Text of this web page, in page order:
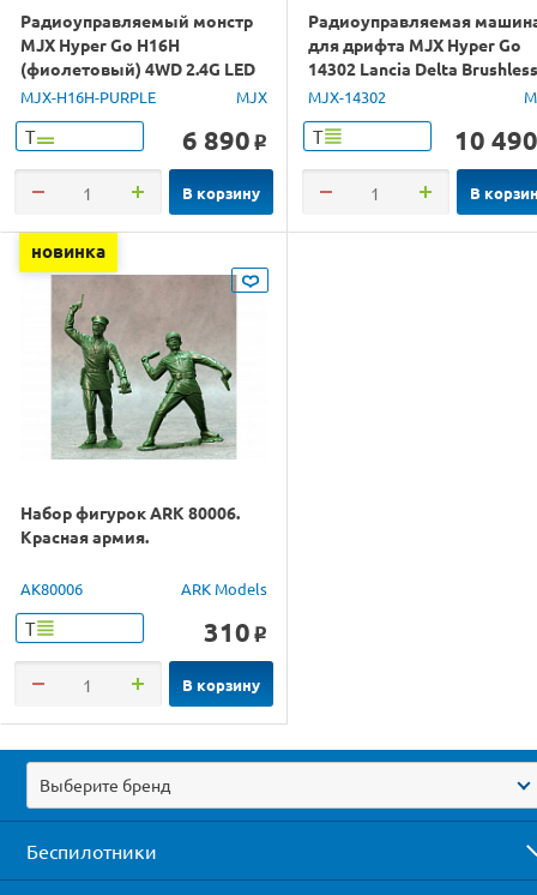
Радиоуправляемый монстр
MJX Hyper Go H16H
(фиолетовый) 4WD 2.4G LED
GPS 1/16 RTR
MJX-H16H-PURPLE MJX
Т 6 890 o
В корзину
Радиоуправляемая
для дрифта MJX Hyper Go
14302 Lancia Delta Brushless
4WD 2.4G LED 1/14 RTR
MJX-14302
Т 10 490
В
новинка
Набор фигурок ARK 80006.
Красная армия.
AK80006 ARK Models
Т 310 o
В корзину
Выберите бренд
Беспилотники